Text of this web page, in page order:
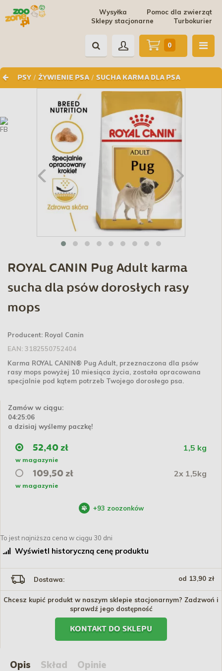
Pomoc dla zwierząt
Wysyłka
Turbokurier
Sklepy stacjonarne
PSY / ŻYWIENIE PSA / SUCHA KARMA DLA PSA
0
ROYAL CANIN Pug Adult karma
sucha dla psów dorosłych rasy
mops
Producent: Royal Canin
EAN: 3182550752404
Karma ROYAL CANIN® Pug Adult, przeznaczona dla psów
rasy mops powyżej 10 miesiąca życia, została opracowana
specjalnie pod kątem potrzeb Twojego dorosłego psa.
Zamów w ciągu:
04:25:06
a dzisiaj wyślemy paczkę!
52,40 zł 1,5 kg
w magazynie
109,50 zł 2x 1,5kg
w magazynie
+93 zoozonków
To jest najniższa cena w ciągu 30 dni
Wyświetl historyczną cenę produktu
Dostawa: od 13,90 zł
Chcesz kupić produkt w naszym sklepie stacjonarnym? Zadzwoń i
sprawdź jego dostępność
KONTAKT DO SKLEPU
Opis Skład Opinie